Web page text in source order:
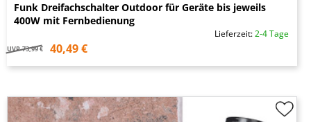
Funk Dreifachschalter Outdoor für Geräte bis jeweils
400W mit Fernbedienung
Lieferzeit:2-4 Tage
UVP 73,99 € 40,49 €